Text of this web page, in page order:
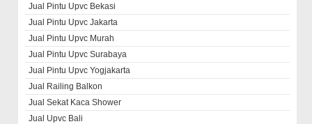
Jual Pintu Upvc Bekasi
Jual Pintu Upvc Jakarta
Jual Pintu Upvc Murah
Jual Pintu Upvc Surabaya
Jual Pintu Upvc Yogjakarta
Jual Railing Balkon
Jual Sekat Kaca Shower
Jual Upvc Bali